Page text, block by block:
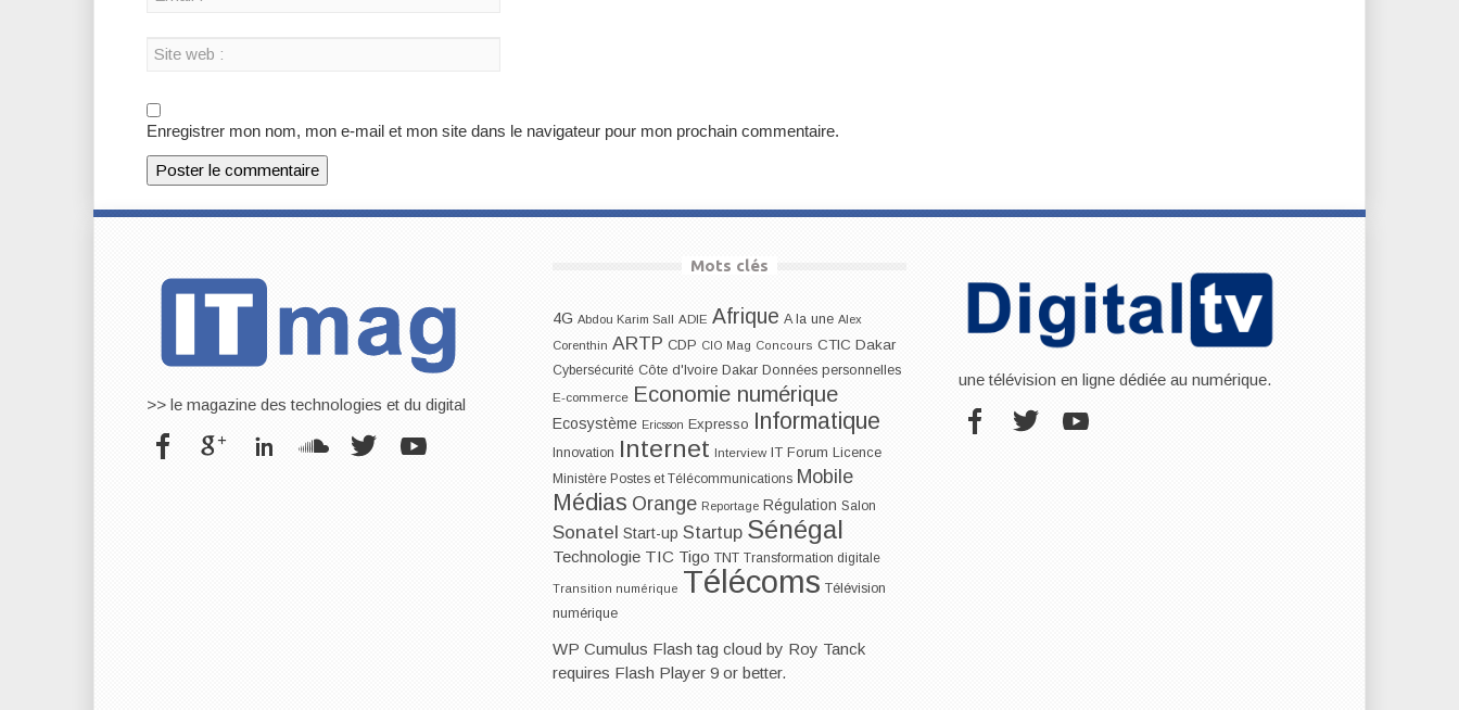
Enregistrer mon nom, mon e-mail et mon site dans le navigateur pour mon prochain commentaire.
>> le magazine des technologies et du digital
Mots clés
4G Abdou Karim Sall ADIE Afrique A la une Alex
Corenthin ARTP CDP CIO Mag Concours CTIC Dakar
Cybersécurité Côte d'Ivoire Dakar Données personnelles
E-commerce Economie numérique
Ecosystème Ericsson Expresso Informatique
Innovation Internet Interview IT Forum Licence
Ministère Postes et Télécommunications Mobile
Médias Orange Reportage Régulation Salon
Sonatel Start-up Startup Sénégal
Technologie TIC Tigo TNT Transformation digitale
Transition numérique Télécoms Télévision
numérique
WP Cumulus Flash tag cloud by Roy Tanck
requires Flash Player 9 or better.
une télévision en ligne dédiée au numérique.